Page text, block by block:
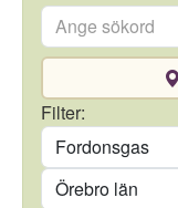
Ange sökord
Filter:
Län